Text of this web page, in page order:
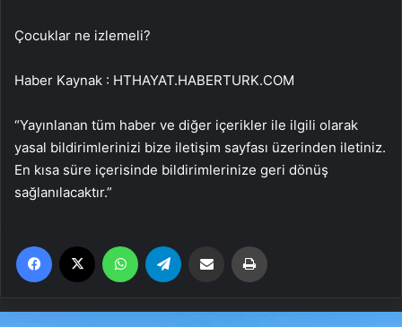
Çocuklar ne izlemeli?
Haber Kaynak : HTHAYAT.HABERTURK.COM
“Yayınlanan tüm haber ve diğer içerikler ile ilgili olarak
yasal bildirimlerinizi bize iletişim sayfası üzerinden iletiniz.
En kısa süre içerisinde bildirimlerinize geri dönüş
sağlanılacaktır.”
Facebook WhatsApp Email'den paylaş